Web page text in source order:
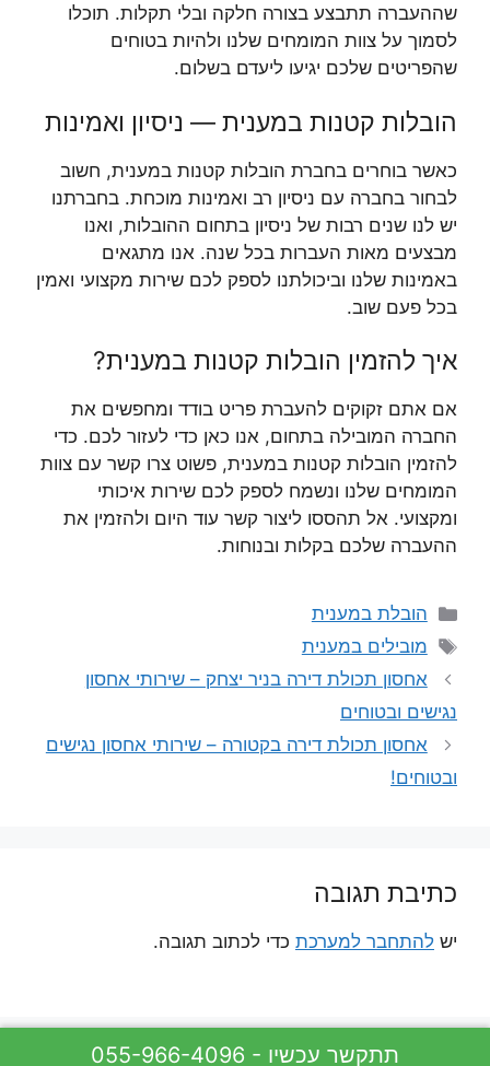
שההעברה תתבצע בצורה חלקה ובלי תקלות. תוכלו
לסמוך על צוות המומחים שלנו ולהיות בטוחים
שהפריטים שלכם יגיעו ליעדם בשלום.
הובלות קטנות במענית — ניסיון ואמינות
כאשר בוחרים בחברת הובלות קטנות במענית, חשוב
לבחור בחברה עם ניסיון רב ואמינות מוכחת. בחברתנו
יש לנו שנים רבות של ניסיון בתחום ההובלות, ואנו
מבצעים מאות העברות בכל שנה. אנו מתגאים
באמינות שלנו וביכולתנו לספק לכם שירות מקצועי ואמין
בכל פעם שוב.
איך להזמין הובלות קטנות במענית?
אם אתם זקוקים להעברת פריט בודד ומחפשים את
החברה המובילה בתחום, אנו כאן כדי לעזור לכם. כדי
להזמין הובלות קטנות במענית, פשוט צרו קשר עם צוות
המומחים שלנו ונשמח לספק לכם שירות איכותי
ומקצועי. אל תהססו ליצור קשר עוד היום ולהזמין את
ההעברה שלכם בקלות ובנוחות.
קטגוריות
הובלת במענית
תגיות
מובילים במענית
אחסון תכולת דירה בניר יצחק – שירותי אחסון
נגישים ובטוחים
אחסון תכולת דירה בקטורה – שירותי אחסון נגישים
ובטוחים!
כתיבת תגובה
יש להתחבר למערכת כדי לכתוב תגובה.
055-966-4096 - תתקשר עכשיו